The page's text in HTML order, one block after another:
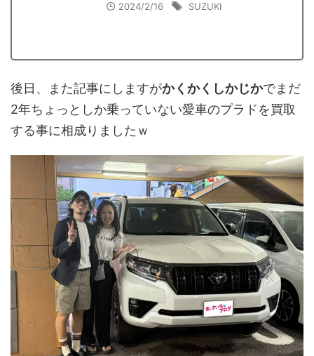
2024/2/16 SUZUKI
後日、また記事にしますがかくかくしかじかでまだ
2年ちょっとしか乗っていない愛車のプラドを買取
する事に相成りましたｗ